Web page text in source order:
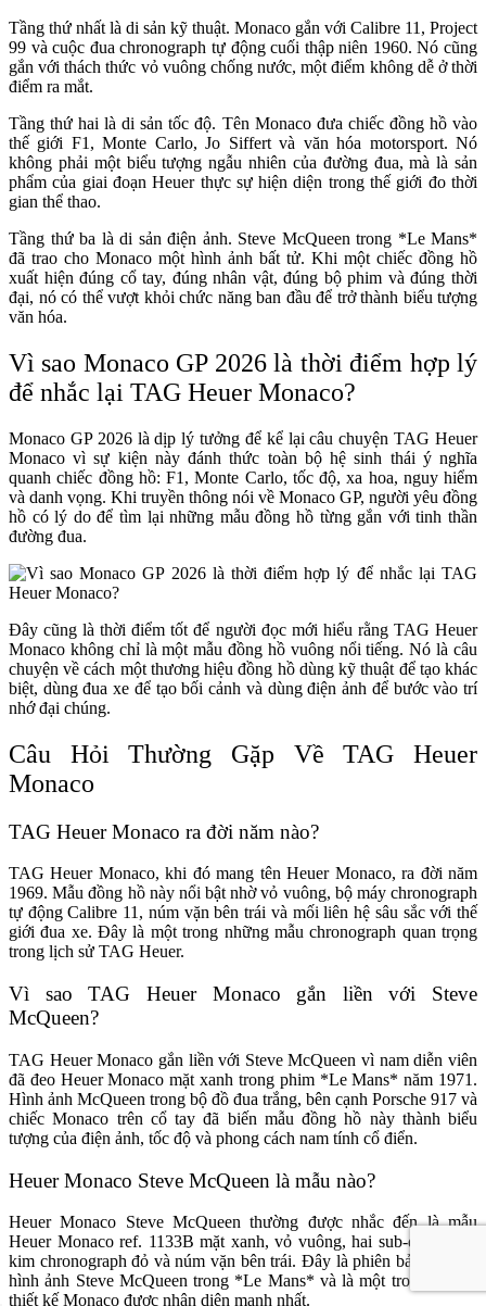
Tầng thứ nhất là di sản kỹ thuật. Monaco gắn với Calibre 11, Project
99 và cuộc đua chronograph tự động cuối thập niên 1960. Nó cũng
gắn với thách thức vỏ vuông chống nước, một điểm không dễ ở thời
điểm ra mắt.
Tầng thứ hai là di sản tốc độ. Tên Monaco đưa chiếc đồng hồ vào
thế giới F1, Monte Carlo, Jo Siffert và văn hóa motorsport. Nó
không phải một biểu tượng ngẫu nhiên của đường đua, mà là sản
phẩm của giai đoạn Heuer thực sự hiện diện trong thế giới đo thời
gian thể thao.
Tầng thứ ba là di sản điện ảnh. Steve McQueen trong *Le Mans*
đã trao cho Monaco một hình ảnh bất tử. Khi một chiếc đồng hồ
xuất hiện đúng cổ tay, đúng nhân vật, đúng bộ phim và đúng thời
đại, nó có thể vượt khỏi chức năng ban đầu để trở thành biểu tượng
văn hóa.
Vì sao Monaco GP 2026 là thời điểm hợp lý
để nhắc lại TAG Heuer Monaco?
Monaco GP 2026 là dịp lý tưởng để kể lại câu chuyện TAG Heuer
Monaco vì sự kiện này đánh thức toàn bộ hệ sinh thái ý nghĩa
quanh chiếc đồng hồ: F1, Monte Carlo, tốc độ, xa hoa, nguy hiểm
và danh vọng. Khi truyền thông nói về Monaco GP, người yêu đồng
hồ có lý do để tìm lại những mẫu đồng hồ từng gắn với tinh thần
đường đua.
Đây cũng là thời điểm tốt để người đọc mới hiểu rằng TAG Heuer
Monaco không chỉ là một mẫu đồng hồ vuông nổi tiếng. Nó là câu
chuyện về cách một thương hiệu đồng hồ dùng kỹ thuật để tạo khác
biệt, dùng đua xe để tạo bối cảnh và dùng điện ảnh để bước vào trí
nhớ đại chúng.
Câu Hỏi Thường Gặp Về TAG Heuer
Monaco
TAG Heuer Monaco ra đời năm nào?
TAG Heuer Monaco, khi đó mang tên Heuer Monaco, ra đời năm
1969. Mẫu đồng hồ này nổi bật nhờ vỏ vuông, bộ máy chronograph
tự động Calibre 11, núm vặn bên trái và mối liên hệ sâu sắc với thế
giới đua xe. Đây là một trong những mẫu chronograph quan trọng
trong lịch sử TAG Heuer.
Vì sao TAG Heuer Monaco gắn liền với Steve
McQueen?
TAG Heuer Monaco gắn liền với Steve McQueen vì nam diễn viên
đã đeo Heuer Monaco mặt xanh trong phim *Le Mans* năm 1971.
Hình ảnh McQueen trong bộ đồ đua trắng, bên cạnh Porsche 917 và
chiếc Monaco trên cổ tay đã biến mẫu đồng hồ này thành biểu
tượng của điện ảnh, tốc độ và phong cách nam tính cổ điển.
Heuer Monaco Steve McQueen là mẫu nào?
Heuer Monaco Steve McQueen thường được nhắc đến là mẫu
Heuer Monaco ref. 1133B mặt xanh, vỏ vuông, hai sub-dial trắng,
kim chronograph đỏ và núm vặn bên trái. Đây là phiên bản gắn với
hình ảnh Steve McQueen trong *Le Mans* và là một trong những
thiết kế Monaco được nhận diện mạnh nhất.